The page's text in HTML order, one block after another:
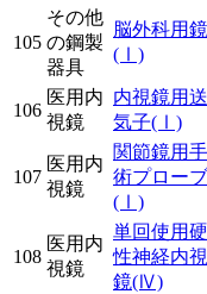
105
その他
の鋼製
器具
脳外科用鏡
(Ⅰ)
106
医用内
視鏡
内視鏡用送
気子(Ⅰ)
107
医用内
視鏡
関節鏡用手
術プローブ
(Ⅰ)
108
医用内
視鏡
単回使用硬
性神経内視
鏡(Ⅳ)